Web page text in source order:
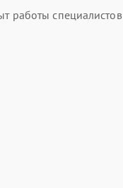
работы специалистов